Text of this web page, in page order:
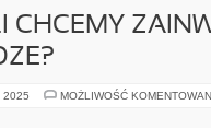
CHCEMY
2025 MOŻLIWOŚĆ